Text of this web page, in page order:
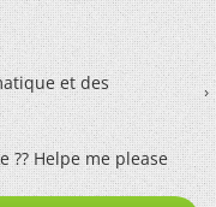
et des
?? Helpe me please